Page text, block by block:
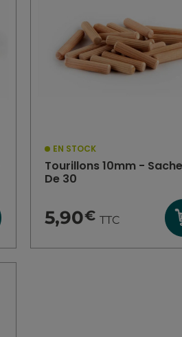
EN STOCK
Tourillons 10mm -
De 30
5,90€ TTC